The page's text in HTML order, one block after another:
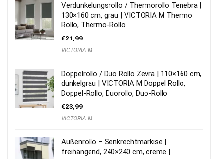
Verdunkelungsrollo / Thermorollo Tenebra |
130×160 cm, grau | VICTORIA M Thermo
Rollo, Thermo-Rollo
€21,99
VICTORIA M
Doppelrollo / Duo Rollo Zevra | 110×160 cm,
dunkelgrau | VICTORIA M Doppel Rollo,
Doppel-Rollo, Duorollo, Duo-Rollo
€23,99
VICTORIA M
Außenrollo – Senkrechtmarkise |
freihängend, 240×240 cm, creme |